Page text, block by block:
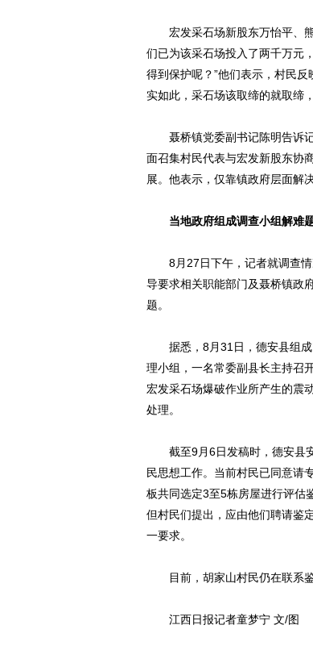
宏发采石场新股东万怡平、熊
们已为该采石场投入了两千万元
得到保护呢？”他们表示，村民
实如此，采石场该取缔的就取缔
聂桥镇党委副书记陈明告诉记
面召集村民代表与宏发新股东协
展。他表示，仅靠镇政府层面解
当地政府组成调查小组解难
8月27日下午，记者就调查情
导要求相关职能部门及聂桥镇政
题。
据悉，8月31日，德安县组成
理小组，一名常委副县长主持召
宏发采石场爆破作业所产生的震
处理。
截至9月6日发稿时，德安县安
民思想工作。当前村民已同意请
板共同选定3至5栋房屋进行评估
但村民们提出，应由他们聘请鉴
一要求。
目前，胡家山村民仍在联系鉴
江西日报记者童梦宁 文/图